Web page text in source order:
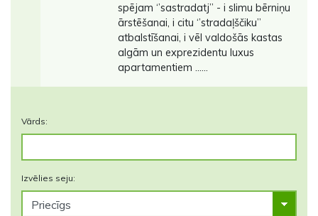
spējam ‘’sastradatj’’ - i slimu bērniņu
ārstēšanai, i citu ‘’stradaļščiku’’
atbalstīšanai, i vēl valdošās kastas
algām un exprezidentu luxus
apartamentiem ..….
Vārds:
Izvēlies seju: